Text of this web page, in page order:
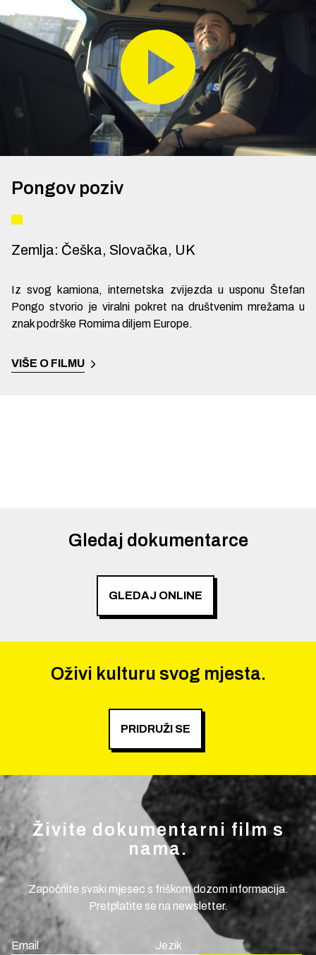
Pongov poziv
Zemlja: Češka, Slovačka, UK
Iz svog kamiona, internetska zvijezda u usponu Štefan
Pongo stvorio je viralni pokret na društvenim mrežama u
znak podrške Romima diljem Europe.
VIŠE O FILMU
Gledaj dokumentarce
GLEDAJ ONLINE
Oživi kulturu svog mjesta.
PRIDRUŽI SE
Živite dokumentarni film s
nama.
Započnite svaki mjesec s friškom dozom informacija.
Pretplatite se na newsletter.
Email Jezik